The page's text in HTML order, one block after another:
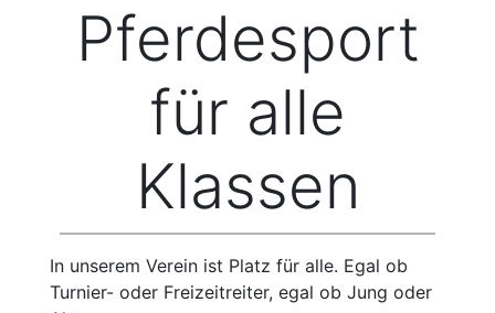
Pferdesport
für alle
Klassen
In unserem Verein ist Platz für alle. Egal ob
Turnier- oder Freizeitreiter, egal ob Jung oder